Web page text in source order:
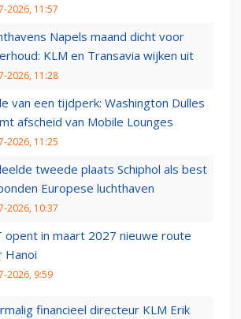
2026, 11:57
Napels maand dicht voor
KLM en Transavia wijken uit
2026, 11:28
van een tijdperk: Washington Dulles
afscheid van Mobile Lounges
2026, 11:25
tweede plaats Schiphol als best
Europese luchthaven
2026, 10:37
opent in maart 2027 nieuwe route
Hanoi
2026, 9:59
financieel directeur KLM Erik